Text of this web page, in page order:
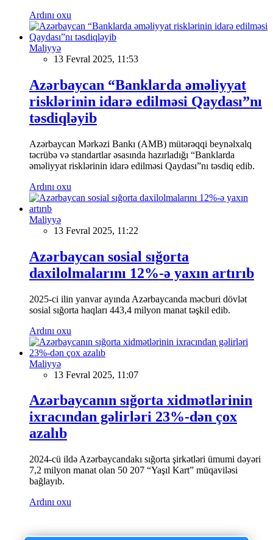
Ardını oxu
Maliyyə
13 Fevral 2025, 11:53
Azərbaycan “Banklarda əməliyyat
risklərinin idarə edilməsi Qaydası”nı
təsdiqləyib
Azərbaycan Mərkəzi Bankı (AMB) mütərəqqi beynəlxalq
təcrübə və standartlar əsasında hazırladığı “Banklarda
əməliyyat risklərinin idarə edilməsi Qaydası”nı təsdiq edib.
Ardını oxu
Maliyyə
13 Fevral 2025, 11:22
Azərbaycan sosial sığorta
daxilolmalarını 12%-ə yaxın artırıb
2025-ci ilin yanvar ayında Azərbaycanda məcburi dövlət
sosial sığorta haqları 443,4 milyon manat təşkil edib.
Ardını oxu
Maliyyə
13 Fevral 2025, 11:07
Azərbaycanın sığorta xidmətlərinin
ixracından gəlirləri 23%-dən çox
azalıb
2024-cü ildə Azərbaycandakı sığorta şirkətləri ümumi dəyəri
7,2 milyon manat olan 50 207 “Yaşıl Kart” müqaviləsi
bağlayıb.
Ardını oxu